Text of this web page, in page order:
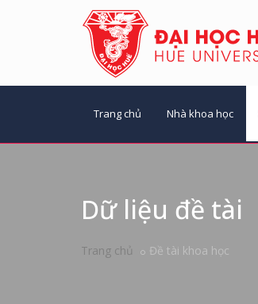
Trang chủ Nhà khoa học
Dữ liệu đề tài
Trang chủ Đề tài khoa học